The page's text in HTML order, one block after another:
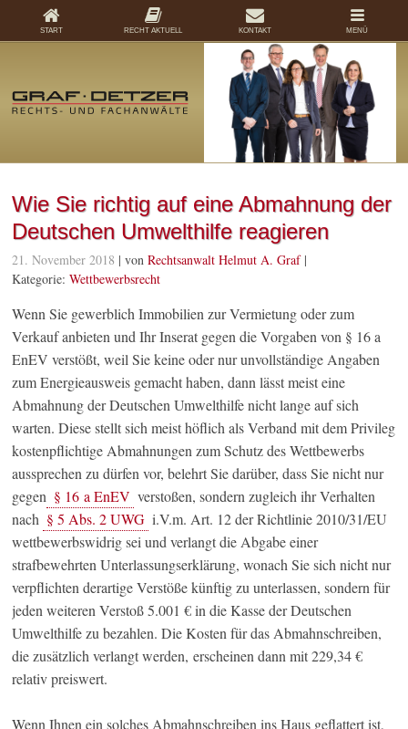
Wie Sie richtig auf eine Abmahnung der
Deutschen Umwelthilfe reagieren
21. November 2018 | vonRechtsanwalt Helmut A. Graf|
Kategorie:Wettbewerbsrecht
Wenn Sie gewerblich Immobilien zur Vermietung oder zum
Verkauf anbieten und Ihr Inserat gegen die Vorgaben von § 16 a
EnEV verstößt, weil Sie keine oder nur unvollständige Angaben
zum Energieausweis gemacht haben, dann lässt meist eine
Abmahnung der Deutschen Umwelthilfe nicht lange auf sich
warten. Diese stellt sich meist höflich als Verband mit dem Privileg
kostenpflichtige Abmahnungen zum Schutz des Wettbewerbs
aussprechen zu dürfen vor, belehrt Sie darüber, dass Sie nicht nur
gegen § 16 a EnEV verstoßen, sondern zugleich ihr Verhalten
nach § 5 Abs. 2 UWG i.V.m. Art. 12 der Richtlinie 2010/31/EU
wettbewerbswidrig sei und verlangt die Abgabe einer
strafbewehrten Unterlassungserklärung, wonach Sie sich nicht nur
verpflichten derartige Verstöße künftig zu unterlassen, sondern für
jeden weiteren Verstoß 5.001 € in die Kasse der Deutschen
Umwelthilfe zu bezahlen. Die Kosten für das Abmahnschreiben,
die zusätzlich verlangt werden, erscheinen dann mit 229,34 €
relativ preiswert.
Wenn Ihnen ein solches Abmahnschreiben ins Haus geflattert ist,
START RECHT AKTUELL KONTAKT MENÜ